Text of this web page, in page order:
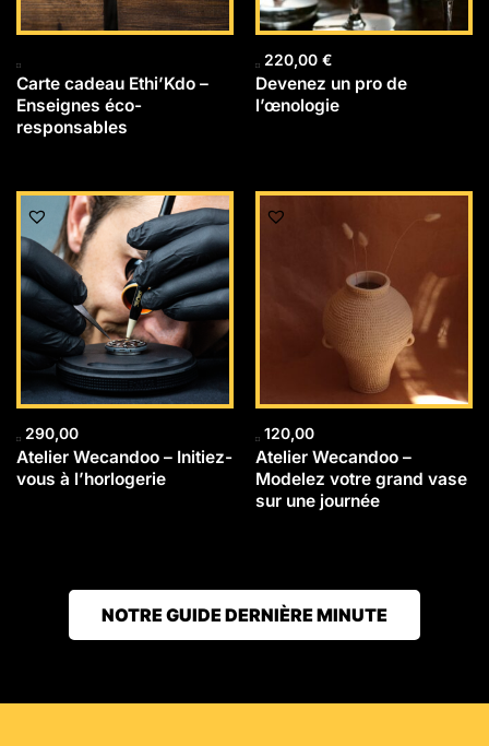
Carte cadeau Ethi’Kdo –
Enseignes éco-
responsables
220,00 €
Devenez un pro de
l’œnologie
290,00
Atelier Wecandoo – Initiez-
vous à l’horlogerie
120,00
Atelier Wecandoo –
Modelez votre grand vase
sur une journée
NOTRE GUIDE DERNIÈRE MINUTE